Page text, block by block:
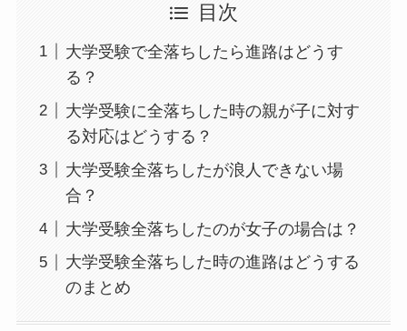
目次
大学受験で全落ちしたら進路はどうす
る？
大学受験に全落ちした時の親が子に対す
る対応はどうする？
大学受験全落ちしたが浪人できない場
合？
大学受験全落ちしたのが女子の場合は？
大学受験全落ちした時の進路はどうする
のまとめ